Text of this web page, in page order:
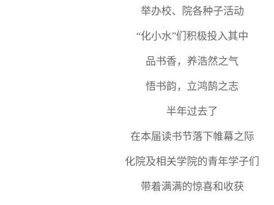
举办校、院各种子活动
“化小水”们积极投入其中
品书香，养浩然之气
悟书韵，立鸿鹄之志
半年过去了
在本届读书节落下帷幕之际
化院及相关学院的青年学子们
带着满满的惊喜和收获